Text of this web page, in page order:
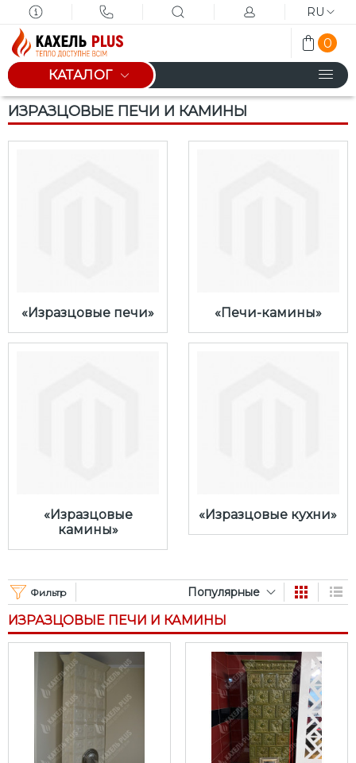
RU
0
КАТАЛОГ
ИЗРАЗЦОВЫЕ ПЕЧИ И КАМИНЫ
«Изразцовые печи» «Печи-камины»
«Изразцовые
камины»
«Изразцовые кухни»
Фильтр Популярные
ИЗРАЗЦОВЫЕ ПЕЧИ И КАМИНЫ